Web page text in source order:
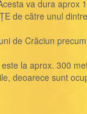
va dura aprox
de către unul
de Crăciun
la aprox. 300
deoarece sunt